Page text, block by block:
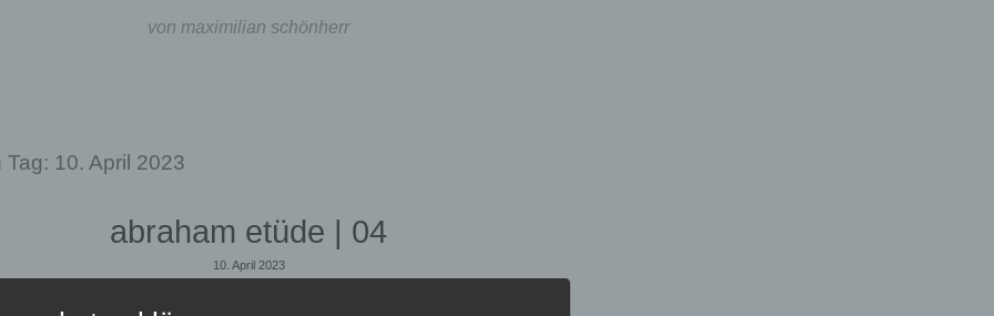
von maximilian schönherr
Tag: 10. April 2023
abraham etüde | 04
10. April 2023